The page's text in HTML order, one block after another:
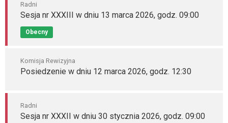
Radni
Sesja nr XXXIII w dniu 13 marca 2026, godz. 09:00
Obecny
Komisja Rewizyjna
Posiedzenie w dniu 12 marca 2026, godz. 12:30
Radni
Sesja nr XXXII w dniu 30 stycznia 2026, godz. 09:00